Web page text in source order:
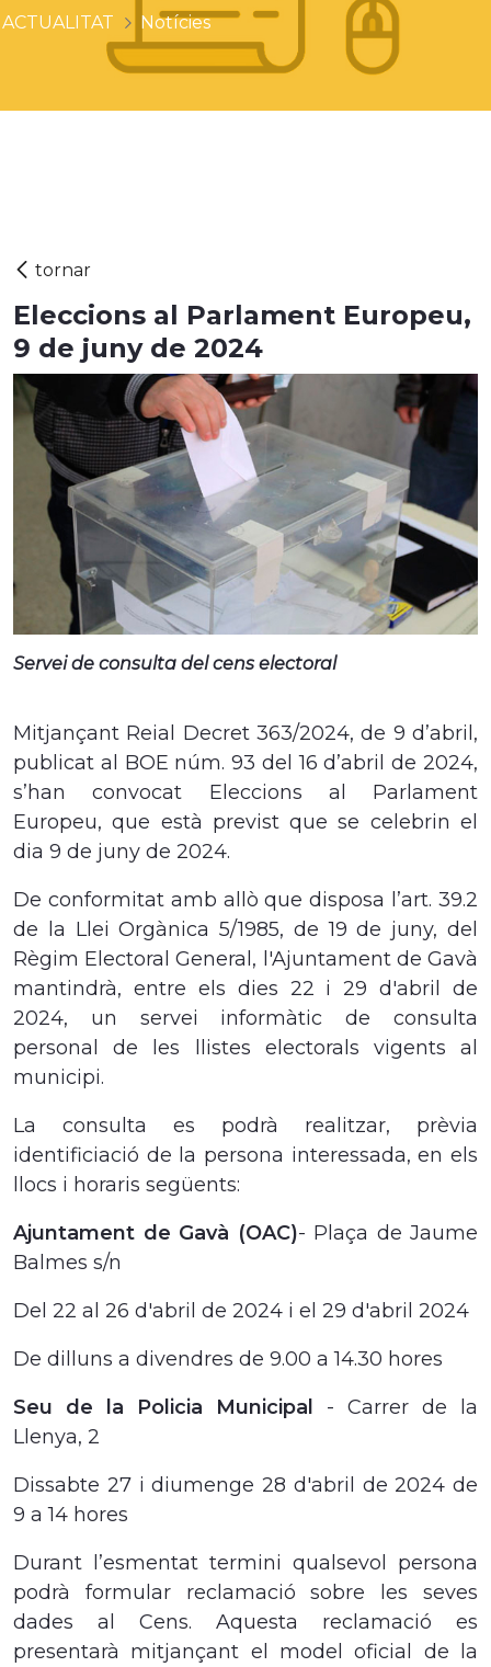
ACTUALITAT Notícies
Eleccions al Parlament Europeu,
9 de juny de 2024
Servei de consulta del cens electoral
Mitjançant Reial Decret 363/2024, de 9 d’abril,
publicat al BOE núm. 93 del 16 d’abril de 2024,
s’han convocat Eleccions al Parlament
Europeu, que està previst que se celebrin el
dia 9 de juny de 2024.
De conformitat amb allò que disposa l’art. 39.2
de la Llei Orgànica 5/1985, de 19 de juny, del
Règim Electoral General, l 'Ajuntament de Gavà
mantindrà, entre els dies 22 i 29 d'abril de
2024, un servei informàtic de consulta
personal de les llistes electorals vigents al
municipi.
La consulta es podrà realitzar, prèvia
identificiació de la persona interessada, en els
llocs i horaris següents:
Ajuntament de Gavà (OAC)- Plaça de Jaume
Balmes s/n
Del 22 al 26 d'abril de 2024 i el 29 d'abril 2024
De dilluns a divendres de 9.00 a 14.30 hores
Seu de la Policia Municipal
- Carrer de la
Llenya, 2
Dissabte 27 i diumenge 28 d'abril de 2024 de
9 a 14 hores
Durant l’esmentat termini qualsevol persona
podrà formular reclamació sobre les seves
dades al Cens. Aquesta reclamació es
presentarà mitjançant el model oficial de la